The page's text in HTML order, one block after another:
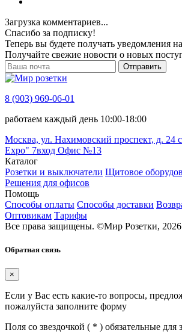
Загрузка комментариев...
Спасибо за подписку!
Теперь вы будете получать уведомления
Получайте свежие новости о новых
Отправить
8 (903) 969-06-01
работаем каждый день 10:00-18:00
Москва, ул. Нахимовский проспект, д. 24
Expo" 7вход Офис №13
Каталог
Розетки и выключатели Щитовое
Решения для офисов
Помощь
Способы оплаты Способы доставки
Оптовикам Тарифы
Все права защищены. ©Мир Розетки, 2026
Обратная связь
×
Если у Вас есть какие-то вопросы,
пожалуйста заполните форму
Поля со звездочкой ( * ) обязательные для